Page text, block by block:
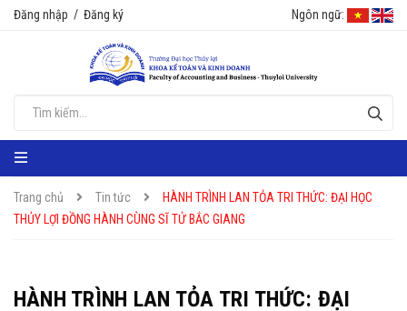
Đăng nhập / Đăng ký Ngôn ngữ:
Trang chủ Tin tức
HÀNH TRÌNH LAN TỎA TRI THỨC: ĐẠI HỌC
THỦY LỢI ĐỒNG HÀNH CÙNG SĨ TỬ BẮC GIANG
HÀNH TRÌNH LAN TỎA TRI THỨC: ĐẠI